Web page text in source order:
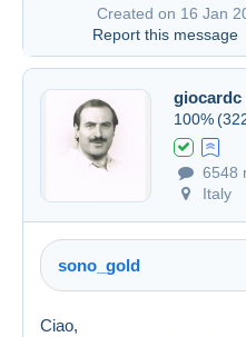
Created on 16 Jan
Report this message
giocardc
100%
6548
Italy
sono_gold
Ciao,